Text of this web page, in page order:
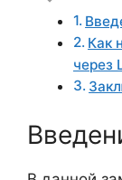
Как
через